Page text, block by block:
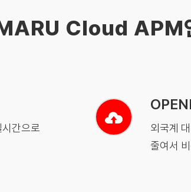
Cloud APM
간으로
외국계
줄여서